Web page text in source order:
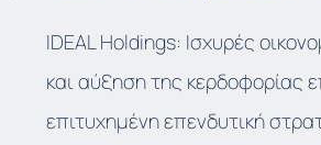
ΙDEAL Holdings: Ισχυρές
και αύξηση της κερδοφορίας
επιτυχημένη επενδυτική